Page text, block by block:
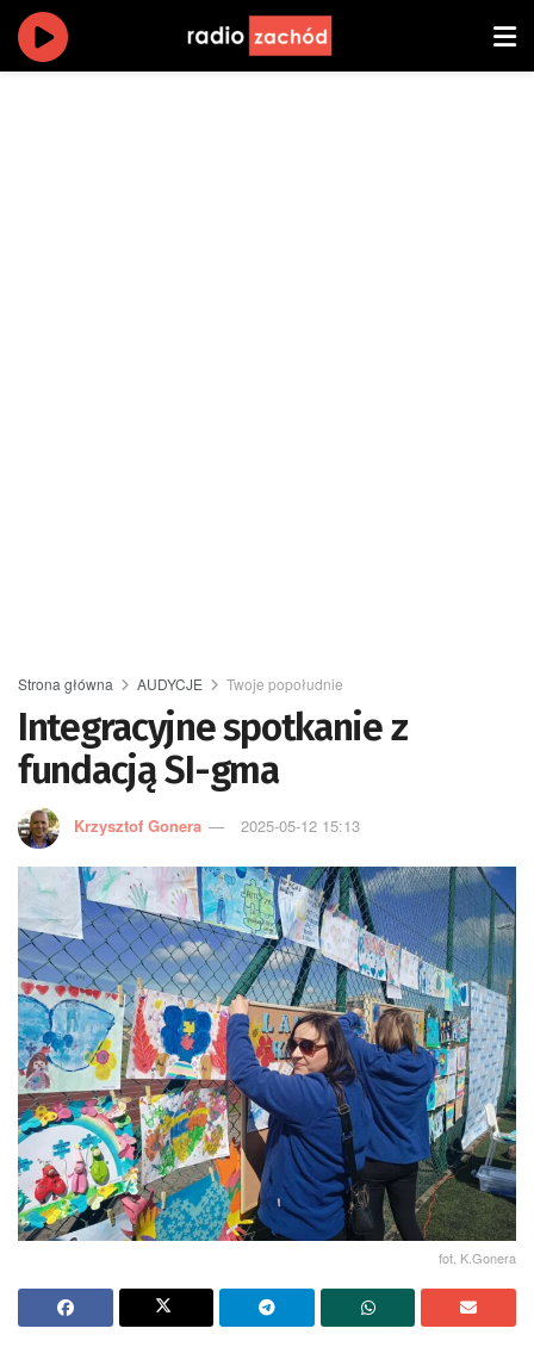
Strona główna AUDYCJE Twoje popołudnie
Integracyjne spotkanie z
fundacją SI-gma
Krzysztof Gonera 2025-05-12 15:13
fot. K.Gonera